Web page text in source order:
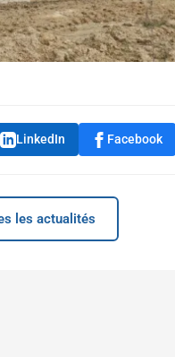
LinkedIn Facebook
les actualités